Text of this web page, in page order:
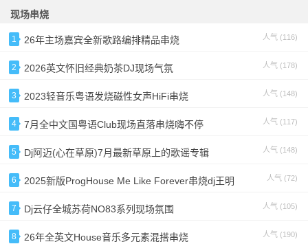
现场串烧
1 人气 (116)
26年主场嘉宾全新歌路编排精品串烧
2 人气 (178)
2026英文怀旧经典奶茶DJ现场气氛
3 人气 (148)
2023轻音乐粤语发烧磁性女声HiFi串烧
4 人气 (117)
7月全中文国粤语Club现场直落串烧嗨不停
5 人气 (148)
Dj阿迈(心在草原)7月最新草原上的歌谣专辑
6 人气 (72)
2025新版ProgHouse Me Like Forever串烧dj王明
7 人气 (105)
Dj云仔全城苏荷NO83系列现场氛围
8 人气 (190)
26年全英文House音乐多元素混搭串烧